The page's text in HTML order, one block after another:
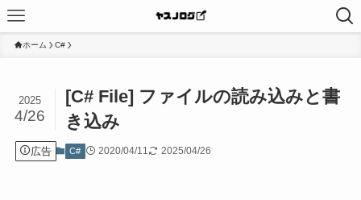
ホーム C#
[C# File] ファイルの読み込みと書
き込み
2025
4/26
広告 C# 2020/04/11 2025/04/26